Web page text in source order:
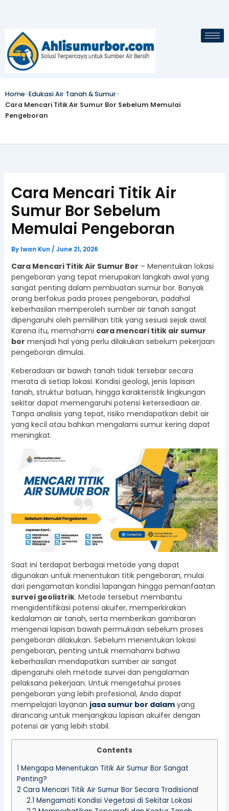
Home-Edukasi Air Tanah & Sumur-
Cara Mencari Titik Air Sumur Bor Sebelum Memulai
Pengeboran
Cara Mencari Titik Air
Sumur Bor Sebelum
Memulai Pengeboran
By Iwan Kun / June 21, 2026
Cara Mencari Titik Air Sumur Bor – Menentukan lokasi
pengeboran yang tepat merupakan langkah awal yang
sangat penting dalam pembuatan sumur bor. Banyak
orang berfokus pada proses pengeboran, padahal
keberhasilan memperoleh sumber air tanah sangat
dipengaruhi oleh pemilihan titik yang sesuai sejak awal.
Karena itu, memahami cara mencari titik air sumur
bor menjadi hal yang perlu dilakukan sebelum pekerjaan
pengeboran dimulai.
Keberadaan air bawah tanah tidak tersebar secara
merata di setiap lokasi. Kondisi geologi, jenis lapisan
tanah, struktur batuan, hingga karakteristik lingkungan
sekitar dapat memengaruhi potensi ketersediaan air.
Tanpa analisis yang tepat, risiko mendapatkan debit air
yang kecil atau bahkan mengalami sumur kering dapat
meningkat.
Saat ini terdapat berbagai metode yang dapat
digunakan untuk menentukan titik pengeboran, mulai
dari pengamatan kondisi lapangan hingga pemanfaatan
survei geolistrik. Metode tersebut membantu
mengidentifikasi potensi akuifer, memperkirakan
kedalaman air tanah, serta memberikan gambaran
mengenai lapisan bawah permukaan sebelum proses
pengeboran dilakukan. Sebelum menentukan lokasi
pengeboran, penting untuk memahami bahwa
keberhasilan mendapatkan sumber air sangat
dipengaruhi oleh metode survei dan pengalaman
pelaksana pekerjaan. Untuk mengetahui proses
pengeboran yang lebih profesional, Anda dapat
mempelajari layanan jasa sumur bor dalamyang
dirancang untuk menjangkau lapisan akuifer dengan
potensi air yang lebih stabil.
Contents
1 Mengapa Menentukan Titik Air Sumur Bor Sangat
Penting?
2 Cara Mencari Titik Air Sumur Bor Secara Tradisional
2.1 Mengamati Kondisi Vegetasi di Sekitar Lokasi